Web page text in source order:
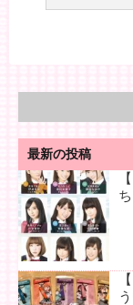
最新の投稿